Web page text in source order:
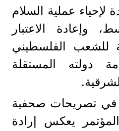
لإحياء عملية السلام
وإعادة الاعتبار
للشعب الفلسطيني
دولته المستقلة
تصريحات صحفية
يعكس إرادة